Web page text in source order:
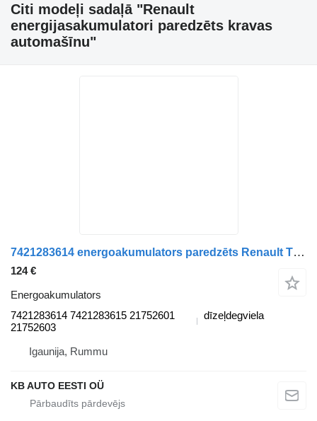
Citi modeļi sadaļā "Renault
energijasakumulatori paredzēts kravas
automašīnu"
7421283614 energoakumulators paredzēts Renault T (2013-) kravas automašīnas
124 €
Energoakumulators
7421283614 7421283615 21752601
21752603
dīzeļdegviela
Igaunija, Rummu
KB AUTO EESTI OÜ